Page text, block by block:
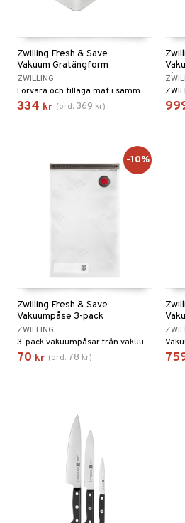
Zwilling Fresh & Save
Vakuum Gratängform
ZWILLING
Förvara och tillaga mat i samma form med Zwilling Fresh & Save Vakuum Gratängform.
334 kr (ord. 369 kr)
Glas
Zwilling Fresh & Save
Vakuumpåse 3-pack
ZWILLING
3-pack vakuumpåsar från vakuumförvaringssystemet FRESH & SAVE från Zwilling.
70 kr (ord. 78 kr)
-10%